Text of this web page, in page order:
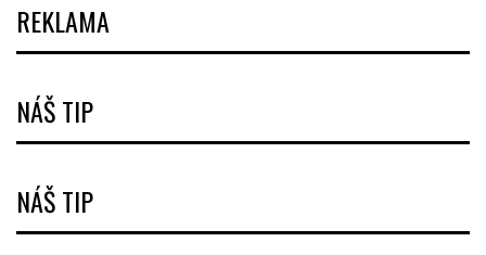
REKLAMA
NÁŠ TIP
NÁŠ TIP